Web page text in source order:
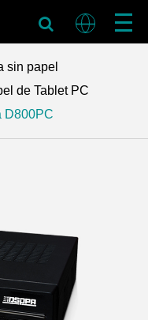
sin papel
de Tablet PC
D800PC